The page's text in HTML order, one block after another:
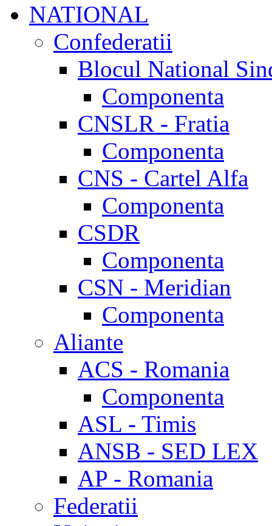
NATIONAL
Confederatii
Blocul National
Componenta
CNSLR - Fratia
Componenta
CNS - Cartel Alfa
Componenta
CSDR
Componenta
CSN - Meridian
Componenta
Aliante
ACS - Romania
Componenta
ASL - Timis
ANSB - SED LEX
AP - Romania
Federatii